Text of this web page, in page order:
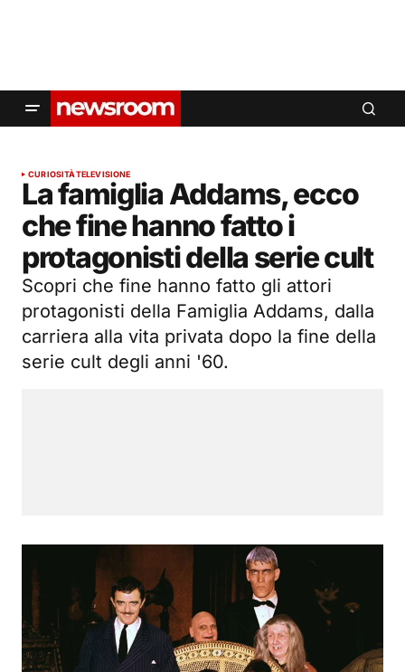
CURIOSITÀTELEVISIONE
La famiglia Addams, ecco
che fine hanno fatto i
protagonisti della serie cult
Scopri che fine hanno fatto gli attori
protagonisti della Famiglia Addams, dalla
carriera alla vita privata dopo la fine della
serie cult degli anni '60.